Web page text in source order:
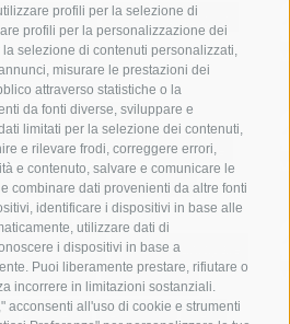
profili per la selezione di
profili per la personalizzazione dei
selezione di contenuti personalizzati,
misurare le prestazioni dei
attraverso statistiche o la
da fonti diverse, sviluppare e
limitati per la selezione dei contenuti,
e rilevare frodi, correggere errori,
e contenuto, salvare e comunicare le
combinare dati provenienti da altre fonti
identificare i dispositivi in base alle
utilizzare dati di
i dispositivi in base a
Puoi liberamente prestare, rifiutare o
incorrere in limitazioni sostanziali.
acconsenti all'uso di cookie e strumenti
di porto capri
carabinieri
circumvesuviana
contagi
19 eav
elezioni
guardia costiera
incidente
mare
massa lubrense
napoli
ordinanza
di sorrento
polizia municipale
Campania
sant'agnello
studenti temporali treni